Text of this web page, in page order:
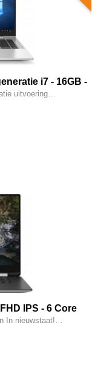
i7 - 16GB -
- W11 Pro
uitvoering…
IPS - 6 Core
Thunderbolt -
In nieuwstaat!…